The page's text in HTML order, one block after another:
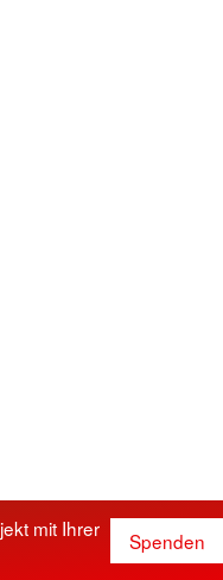
mit Ihrer
Spenden